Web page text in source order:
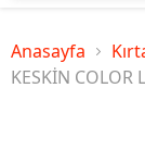
Anasayfa
KESKİN COLOR